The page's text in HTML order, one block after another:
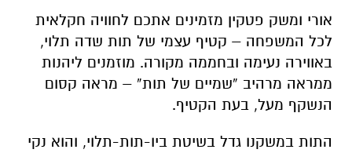
אורי ומשק פטקין מזמינים אתכם לחוויה חקלאית
לכל המשפחה – קטיף עצמי של תות שדה תלוי,
באווירה נעימה ובחממה מקורה. מוזמנים ליהנות
ממראה מרהיב “שמיים של תות” – מראה קסום
הנשקף מעל, בעת הקטיף.
התות במשקנו גדל בשיטת ביו-תות-תלוי, והוא נקי